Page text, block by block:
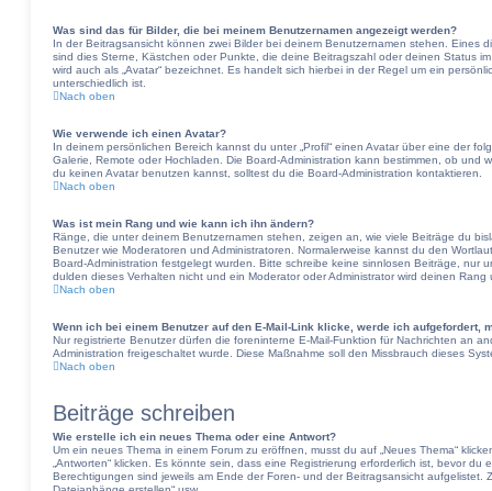
Was sind das für Bilder, die bei meinem Benutzernamen angezeigt werden?
In der Beitragsansicht können zwei Bilder bei deinem Benutzernamen stehen. Eines
sind dies Sterne, Kästchen oder Punkte, die deine Beitragszahl oder deinen Status
wird auch als „Avatar“ bezeichnet. Es handelt sich hierbei in der Regel um ein
unterschiedlich ist.
Nach oben
Wie verwende ich einen Avatar?
In deinem persönlichen Bereich kannst du unter „Profil“ einen Avatar über eine der
Galerie, Remote oder Hochladen. Die Board-Administration kann bestimmen, ob und
du keinen Avatar benutzen kannst, solltest du die Board-Administration kontaktieren.
Nach oben
Was ist mein Rang und wie kann ich ihn ändern?
Ränge, die unter deinem Benutzernamen stehen, zeigen an, wie viele Beiträge du
Benutzer wie Moderatoren und Administratoren. Normalerweise kannst du den
Board-Administration festgelegt wurden. Bitte schreibe keine sinnlosen Beiträge, nur
dulden dieses Verhalten nicht und ein Moderator oder Administrator wird deinen
Nach oben
Wenn ich bei einem Benutzer auf den E-Mail-Link klicke, werde ich aufgefordert,
Nur registrierte Benutzer dürfen die foreninterne E-Mail-Funktion für Nachrichten an
Administration freigeschaltet wurde. Diese Maßnahme soll den Missbrauch dieses
Nach oben
Beiträge schreiben
Wie erstelle ich ein neues Thema oder eine Antwort?
Um ein neues Thema in einem Forum zu eröffnen, musst du auf „Neues Thema“
„Antworten“ klicken. Es könnte sein, dass eine Registrierung erforderlich ist, bevor
Berechtigungen sind jeweils am Ende der Foren- und der Beitragsansicht aufgelistet.